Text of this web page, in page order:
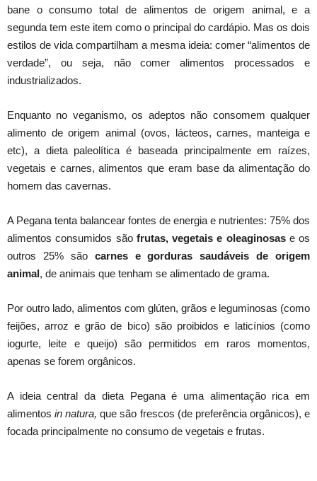
bane o consumo total de alimentos de origem animal, e a
segunda tem este item como o principal do cardápio. Mas os dois
estilos de vida compartilham a mesma ideia: comer “alimentos de
verdade”, ou seja, não comer alimentos processados e
industrializados.
Enquanto no veganismo, os adeptos não consomem qualquer
alimento de origem animal (ovos, lácteos, carnes, manteiga e
etc), a dieta paleolítica é baseada principalmente em raízes,
vegetais e carnes, alimentos que eram base da alimentação do
homem das cavernas.
A Pegana tenta balancear fontes de energia e nutrientes: 75% dos
alimentos consumidos são frutas, vegetais e oleaginosase os
outros 25% são carnes e gorduras saudáveis de origem
animal, de animais que tenham se alimentado de grama.
Por outro lado, alimentos com glúten, grãos e leguminosas (como
feijões, arroz e grão de bico) são proibidos e laticínios (como
iogurte, leite e queijo) são permitidos em raros momentos,
apenas se forem orgânicos.
A ideia central da dieta Pegana é uma alimentação rica em
alimentosin natura,que são frescos (de preferência orgânicos), e
focada principalmente no consumo de vegetais e frutas.